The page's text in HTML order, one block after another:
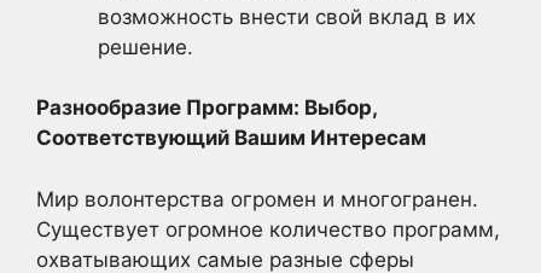
возможность внести свой вклад в их
решение.
Разнообразие Программ: Выбор,
Соответствующий Вашим Интересам
Мир волонтерства огромен и многогранен.
Существует огромное количество программ,
охватывающих самые разные сферы